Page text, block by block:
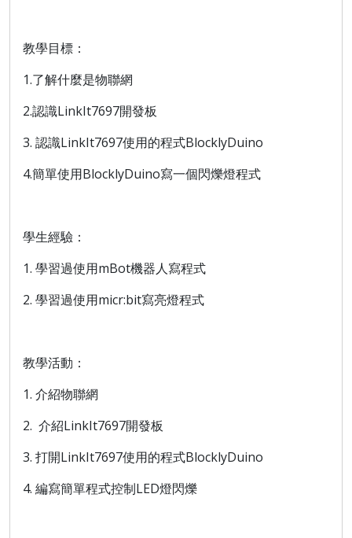
教學目標：
1.了解什麼是物聯網
2.認識LinkIt7697開發板
3. 認識LinkIt7697使用的程式BlocklyDuino
4.簡單使用BlocklyDuino寫一個閃爍燈程式
學生經驗：
1. 學習過使用mBot機器人寫程式
2. 學習過使用micr:bit寫亮燈程式
教學活動：
1. 介紹物聯網
2. 介紹LinkIt7697開發板
3. 打開LinkIt7697使用的程式BlocklyDuino
4. 編寫簡單程式控制LED燈閃爍